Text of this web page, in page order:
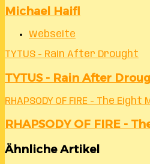
Michael Haifl
Webseite
TYTUS - Rain After Drought
TYTUS - Rain After
RHAPSODY OF FIRE - The
RHAPSODY OF FIRE -
Ähnliche Artikel